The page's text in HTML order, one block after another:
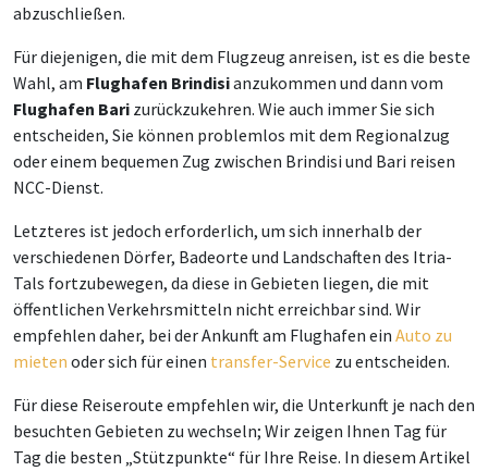
abzuschließen.
Für diejenigen, die mit dem Flugzeug anreisen, ist es die beste
Wahl, am Flughafen Brindisianzukommen und dann vom
Flughafen Bari zurückzukehren. Wie auch immer Sie sich
entscheiden, Sie können problemlos mit dem Regionalzug
oder einem bequemen Zug zwischen Brindisi und Bari reisen
NCC-Dienst.
Letzteres ist jedoch erforderlich, um sich innerhalb der
verschiedenen Dörfer, Badeorte und Landschaften des Itria-
Tals fortzubewegen, da diese in Gebieten liegen, die mit
öffentlichen Verkehrsmitteln nicht erreichbar sind. Wir
empfehlen daher, bei der Ankunft am Flughafen ein Auto zu
mieten oder sich für einen transfer-Service zu entscheiden.
Für diese Reiseroute empfehlen wir, die Unterkunft je nach den
besuchten Gebieten zu wechseln; Wir zeigen Ihnen Tag für
Tag die besten „Stützpunkte“ für Ihre Reise. In diesem Artikel